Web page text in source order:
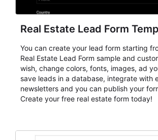
Real Estate Lead Form
You can create your lead form starting
Real Estate Lead Form sample and
wish, change colors, fonts, images, ad
save leads in a database, integrate with
newsletters and you can publish your
Create your free real estate form today!